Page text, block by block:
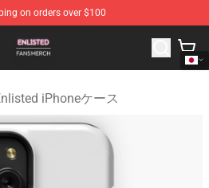
on orders over $100
Enlisted Merchandise Store
iPhoneケース